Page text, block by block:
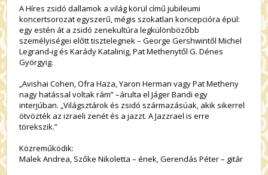
A Híres zsidó dallamok a világ körül című jubileumi
koncertsorozat egyszerű, mégis szokatlan koncepcióra épül:
egy estén át a zsidó zenekultúra legkülönbözőbb
személyiségei előtt tisztelegnek – George Gershwintől Michel
Legrand-ig és Karády Katalinig, Pat Methenytől G. Dénes
Györgyig.
„Avishai Cohen, Ofra Haza, Yaron Herman vagy Pat Metheny
nagy hatással voltak rám” –árulta el Jáger Bandi egy
interjúban. „Világsztárok és zsidó származásúak, akik sikerrel
ötvözték az izraeli zenét és a jazzt. A Jazzrael is erre
törekszik.”
Közreműködik:
Malek Andrea, Szőke Nikoletta – ének, Gerendás Péter – gitár